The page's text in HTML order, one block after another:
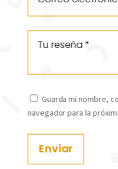
Guarda mi nombre,
navegador para la
Enviar